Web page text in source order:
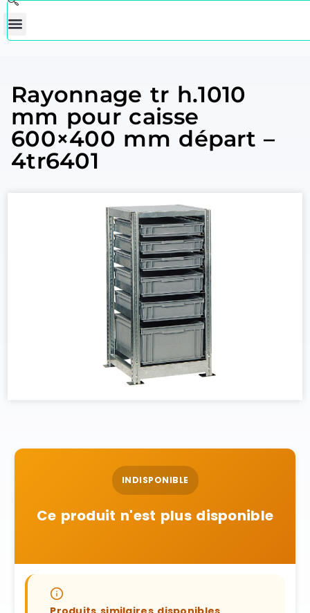
Rayonnage tr h.1010
mm pour caisse
600×400 mm départ –
4tr6401
INDISPONIBLE
Ce produit n'est plus disponible